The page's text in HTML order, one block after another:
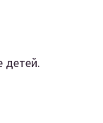
детей.